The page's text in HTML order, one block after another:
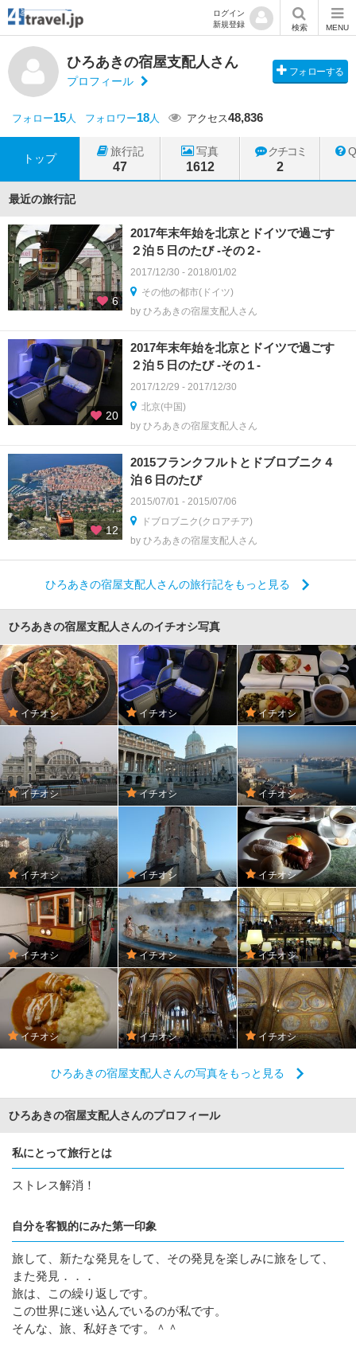
ログイン
新規登録
検索 MENU
ひろあきの宿屋支配人さん
プロフィール
フォローする
フォロー15人 フォロワー18人 アクセス48,836
トップ
旅行記
47
写真
1612
クチコミ
2
最近の旅行記
6
2017年末年始を北京とドイツで過ごす
２泊５日のたび -その２-
2017/12/30 - 2018/01/02
その他の都市(ドイツ)
by ひろあきの宿屋支配人さん
20
2017年末年始を北京とドイツで過ごす
２泊５日のたび -その１-
2017/12/29 - 2017/12/30
北京(中国)
by ひろあきの宿屋支配人さん
12
2015フランクフルトとドブロブニク４
泊６日のたび
2015/07/01 - 2015/07/06
ドブロブニク(クロアチア)
by ひろあきの宿屋支配人さん
ひろあきの宿屋支配人さんの旅行記をもっと見る
ひろあきの宿屋支配人さんのイチオシ写真
イチオシ イチオシ イチオシ
イチオシ イチオシ イチオシ
イチオシ イチオシ イチオシ
イチオシ イチオシ イチオシ
イチオシ イチオシ イチオシ
ひろあきの宿屋支配人さんの写真をもっと見る
ひろあきの宿屋支配人さんのプロフィール
私にとって旅行とは
ストレス解消！
自分を客観的にみた第一印象
旅して、新たな発見をして、その発見を楽しみに旅をして、
また発見．．．
旅は、この繰り返しです。
この世界に迷い込んでいるのが私です。
そんな、旅、私好きです。＾＾